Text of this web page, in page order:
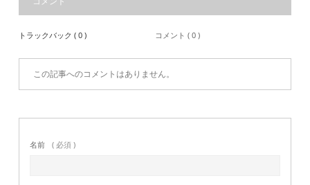
トラックバック ( 0 ) コメント ( 0 )
この記事へのコメントはありません。
名前 ( 必須 )